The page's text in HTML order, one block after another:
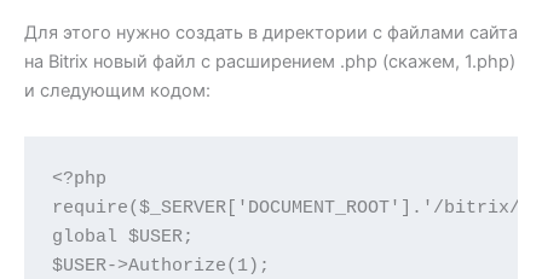
Для этого нужно создать в директории с файлами сайта
на Bitrix новый файл с расширением .php (скажем, 1.php)
и следующим кодом:
<?php
require($_SERVER['DOCUMENT_ROOT'].'/
global $USER;
$USER->Authorize(1);